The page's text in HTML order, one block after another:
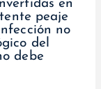
en
peaje
no
del
debe